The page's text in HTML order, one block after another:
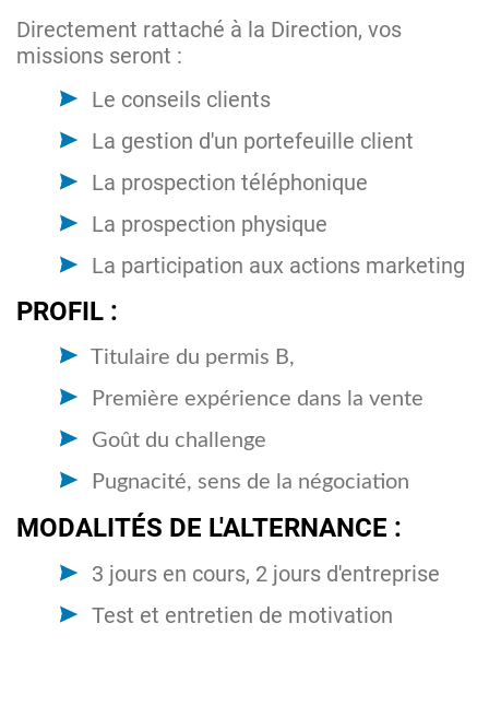
Directement rattaché à la Direction, vos
missions seront :
Le conseils clients
La gestion d'un portefeuille client
La prospection téléphonique
La prospection physique
La participation aux actions marketing
PROFIL :
Titulaire du permis B,
Première expérience dans la vente
Goût du challenge
Pugnacité, sens de la négociation
MODALITÉS DE L'ALTERNANCE :
3 jours en cours, 2 jours d'entreprise
Test et entretien de motivation